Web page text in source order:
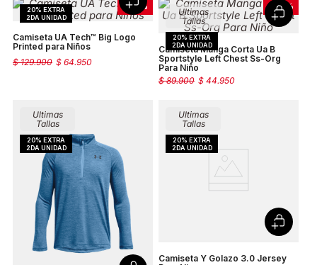
-50 %
Camiseta UA Tech™ Big Logo
Printed para Niños
$ 64.950
$ 129.900
- 50 %
Ultimas
Tallas
Camiseta Manga Corta Ua B
Sportstyle Left Chest Ss-Org
Para Niño
$ 44.950
$ 89.900
Ultimas
Tallas
Ultimas
Tallas
Camiseta Y Golazo 3.0 Jersey